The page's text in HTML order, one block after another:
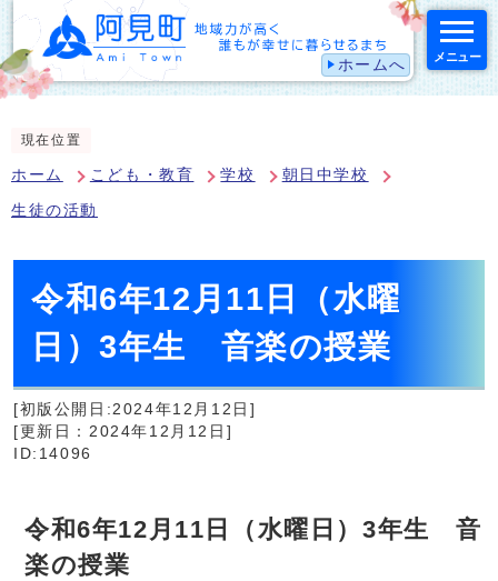
ホームへ メニュー
現在位置
ホーム こども・教育 学校 朝日中学校
生徒の活動
令和6年12月11日（水曜
日）3年生 音楽の授業
[初版公開日:2024年12月12日]
[更新日：2024年12月12日]
ID:14096
令和6年12月11日（水曜日）3年生 音
楽の授業